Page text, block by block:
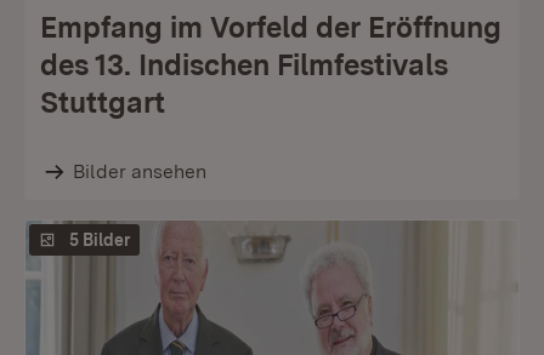
Empfang im Vorfeld der Eröffnung
des 13. Indischen Filmfestivals
Stuttgart
Bilder ansehen
5 Bilder